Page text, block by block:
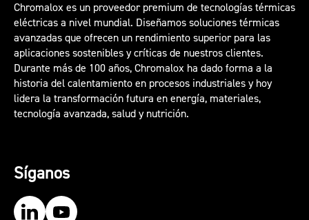
Chromalox es un proveedor premium de tecnologías térmicas
eléctricas a nivel mundial. Diseñamos soluciones térmicas
avanzadas que ofrecen un rendimiento superior para las
aplicaciones sostenibles y críticas de nuestros clientes.
Durante más de 100 años, Chromalox ha dado forma a la
historia del calentamiento en procesos industriales y hoy
lidera la transformación futura en energía, materiales,
tecnología avanzada, salud y nutrición.
Síganos
Our LinkedIn Our YouTube